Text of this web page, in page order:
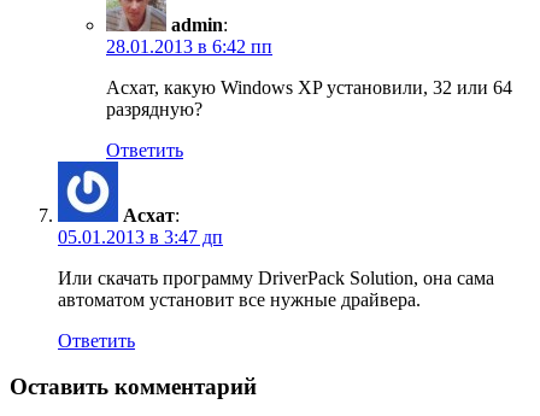
admin:
28.01.2013 в 6:42 пп
Асхат, какую Windows XP установили, 32 или 64
разрядную?
Ответить
Асхат:
05.01.2013 в 3:47 дп
Или скачать программу DriverPack Solution, она сама
автоматом установит все нужные драйвера.
Ответить
Оставить комментарий